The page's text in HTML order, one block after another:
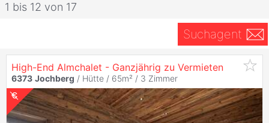
1 bis 12 von 17
Suchagent
High-End Almchalet - Ganzjährig zu Vermieten
6373 Jochberg / Hütte / 65m² / 3 Zimmer